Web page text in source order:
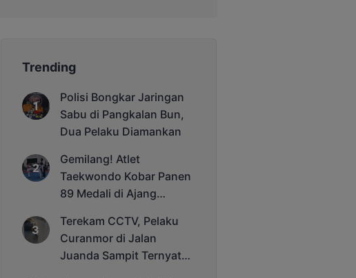
Trending
Polisi Bongkar Jaringan
Sabu di Pangkalan Bun,
Dua Pelaku Diamankan
Gemilang! Atlet
Taekwondo Kobar Panen
89 Medali di Ajang
Cup 2025
Terekam CCTV, Pelaku
Curanmor di Jalan
Juanda Sampit Ternyata